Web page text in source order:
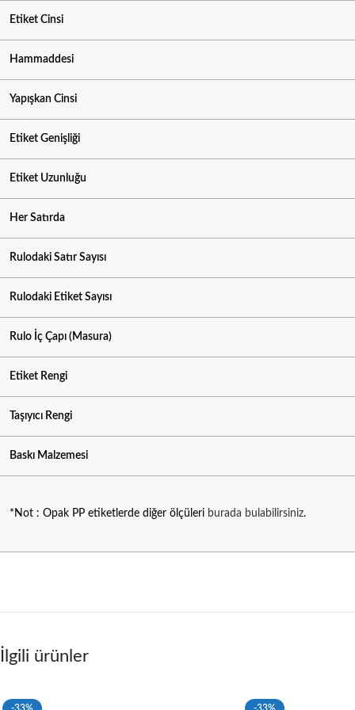
Etiket Cinsi
Hammaddesi
Yapışkan Cinsi
Etiket Genişliği
Etiket Uzunluğu
Her Satırda
Rulodaki Satır Sayısı
Rulodaki Etiket Sayısı
Rulo İç Çapı (Masura)
Etiket Rengi
Taşıyıcı Rengi
Baskı Malzemesi
*Not : Opak PP etiketlerde diğer ölçüleri burada bulabilirsiniz.
İlgili ürünler